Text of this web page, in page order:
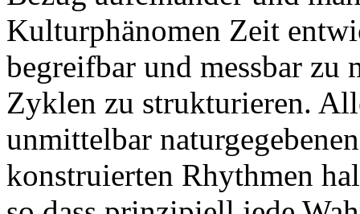
Kulturphänomen Zeit
begreifbar und messbar zu
Zyklen zu strukturieren.
unmittelbar
konstruierten Rhythmen